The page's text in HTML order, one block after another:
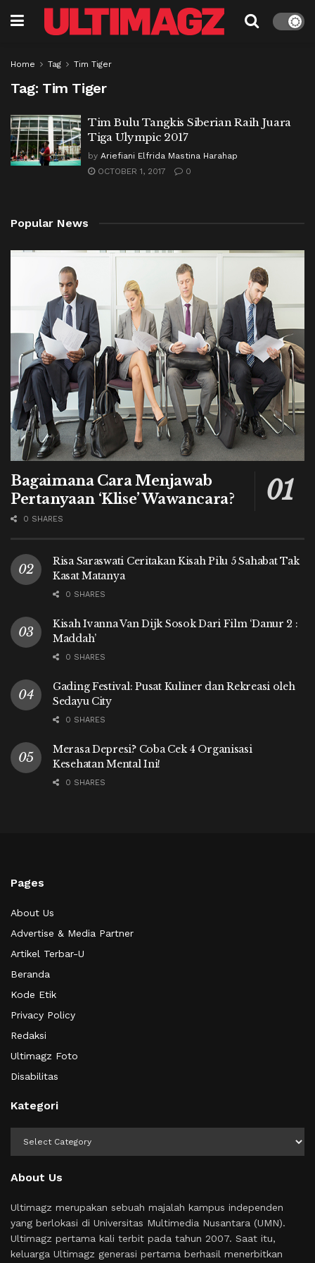
Home Tag Tim Tiger
Tag: Tim Tiger
Tim Bulu Tangkis Siberian Raih Juara
Tiga Ulympic 2017
by Ariefiani Elfrida Mastina Harahap
OCTOBER 1, 2017
0
Popular News
Bagaimana Cara Menjawab
Pertanyaan ‘Klise’ Wawancara?
0 SHARES
Risa Saraswati Ceritakan Kisah Pilu 5 Sahabat Tak
Kasat Matanya
0 SHARES
Kisah Ivanna Van Dijk Sosok Dari Film ‘Danur 2 :
Maddah’
0 SHARES
Gading Festival: Pusat Kuliner dan Rekreasi oleh
Sedayu City
0 SHARES
Merasa Depresi? Coba Cek 4 Organisasi
Kesehatan Mental Ini!
0 SHARES
Pages
About Us
Advertise & Media Partner
Artikel Terbar-U
Beranda
Kode Etik
Privacy Policy
Redaksi
Ultimagz Foto
Disabilitas
Kategori
About Us
Ultimagz merupakan sebuah majalah kampus independen
yang berlokasi di Universitas Multimedia Nusantara (UMN).
Ultimagz pertama kali terbit pada tahun 2007. Saat itu,
keluarga Ultimagz generasi pertama berhasil menerbitkan